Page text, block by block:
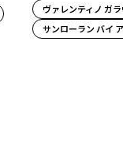
ヴァレンティノ ガ
サンローラン バイ